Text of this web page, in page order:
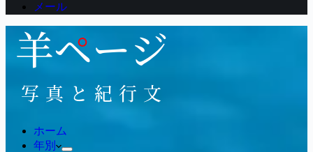
メール
ホーム
年別